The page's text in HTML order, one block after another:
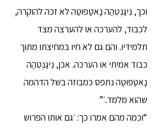
וכך, נִיגַנְטְהַה נָאטַפוּטַּה לא זכה להוקרה,
לכבוד, להערכה או להערצה מצד
תלמידיו. והם גם לא חיו במחיצתו מתוך
כבוד אמיתי או הערכה. אכן, נִיגַנְטְהַה
נָאטַפוּטַּה נתפס כמבוזה בשל הדהמה
שהוא מלמד.׳”
“וכמה מהם אמרו כך: ׳גם אותו הפרוש